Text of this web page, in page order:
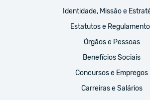
Identidade, Missão e
Estatutos e
Órgãos e Pessoas
Benefícios Sociais
Concursos e Empregos
Carreiras e Salários